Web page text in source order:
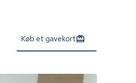
Køb et gavekort
Tilmeld venteliste